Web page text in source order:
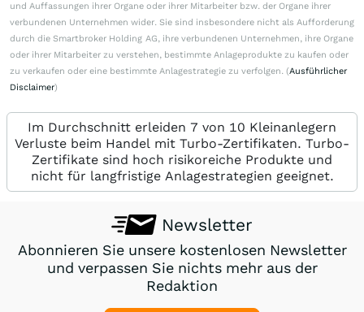
und Auffassungen ihrer Organe oder ihrer Mitarbeiter bzw. der Organe ihrer
verbundenen Unternehmen wider. Sie sind insbesondere nicht als Aufforderung
durch die Smartbroker Holding AG, ihre verbundenen Unternehmen, ihre Organe
oder ihrer Mitarbeiter zu verstehen, bestimmte Anlageprodukte zu kaufen oder
zu verkaufen oder eine bestimmte Anlagestrategie zu verfolgen. (Ausführlicher
Disclaimer)
Im Durchschnitt erleiden 7 von 10 Kleinanlegern
Verluste beim Handel mit Turbo-Zertifikaten. Turbo-
Zertifikate sind hoch risikoreiche Produkte und
nicht für langfristige Anlagestrategien geeignet.
Newsletter
Abonnieren Sie unsere kostenlosen Newsletter
und verpassen Sie nichts mehr aus der
Redaktion